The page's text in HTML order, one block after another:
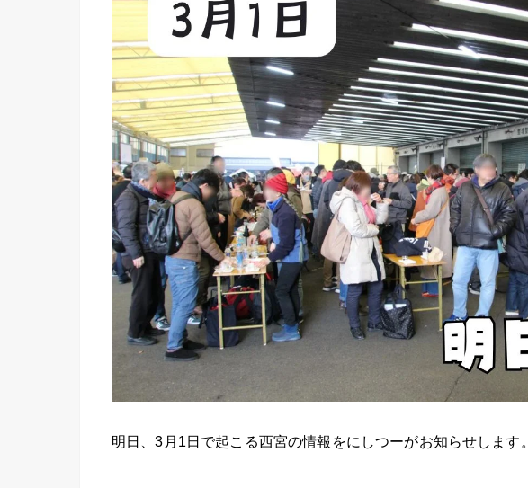
明日、3月1日で起こる西宮の情報をにしつーがお知らせします。